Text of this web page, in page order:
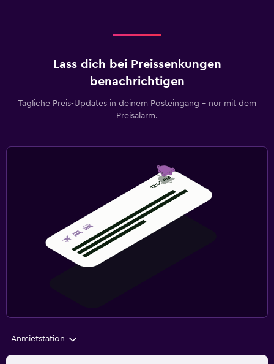
Lass dich bei Preissenkungen
benachrichtigen
Tägliche Preis-Updates in deinem Posteingang – nur mit dem
Preisalarm.
Anmietstation